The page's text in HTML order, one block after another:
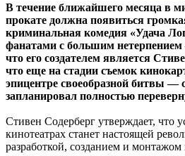
В течение ближайшего месяца в
прокате должна появиться
криминальная комедия «Удача
фанатами с большим
что его создателем является
что еще на стадии съемок
эпицентре своеобразной битвы —
запланировал полностью
Стивен Содерберг утверждает, что
кинотеатрах станет настоящей
разработкой, созданием и монтажом